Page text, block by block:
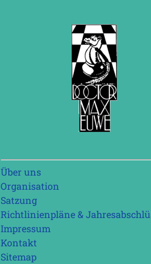
Navigation
überspringen
Über uns
Organisation
Satzung
Richtlinienpläne &
Impressum
Kontakt
Sitemap